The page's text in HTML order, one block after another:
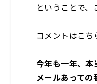
ということで、
コメントはこち
今年も一年、本
メールあっての